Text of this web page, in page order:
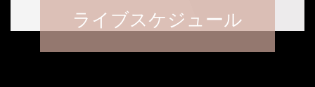
ライブスケジュール